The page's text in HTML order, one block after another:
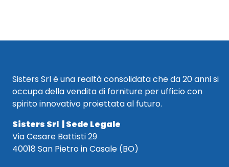
Sisters Srl è una realtà consolidata che da 20 anni si
occupa della vendita di forniture per ufficio con
spirito innovativo proiettata al futuro.
Sisters Srl | Sede Legale
Via Cesare Battisti 29
40018 San Pietro in Casale (BO)